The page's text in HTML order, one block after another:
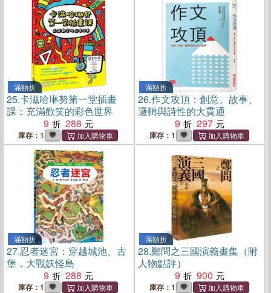
滿額折
25.卡滋哈琳努第一堂插畫
課：充滿歡笑的彩色世界
9
288
庫存：1
滿額折
26.作文攻頂：創意、故事、
邏輯與詩性的大貫通
9
297
庫存：1
滿額折
27.忍者迷宮：穿越城池、古
堡，大戰妖怪島
9
288
庫存：1
滿額折
28.鄭問之三國演義畫集（附
人物點評）
9
900
庫存：1